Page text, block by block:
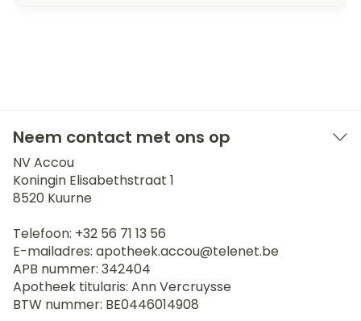
Neem contact met ons op
NV Accou
Koningin Elisabethstraat 1
8520 Kuurne
Telefoon: +32 56 71 13 56
E-mailadres: apotheek.accou@telenet.be
APB nummer: 342404
Apotheek titularis: Ann Vercruysse
BTW nummer: BE0446014908